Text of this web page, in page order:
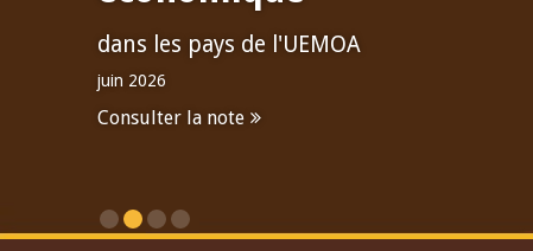
dans les pays de l'UEMOA
juin 2026
Consulter la note